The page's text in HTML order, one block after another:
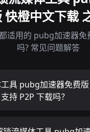
快橙中文下载
适用的 pubg加速器免
吗? 常见问题解答
具 pubg加速器免费
持 P2P 下载吗？